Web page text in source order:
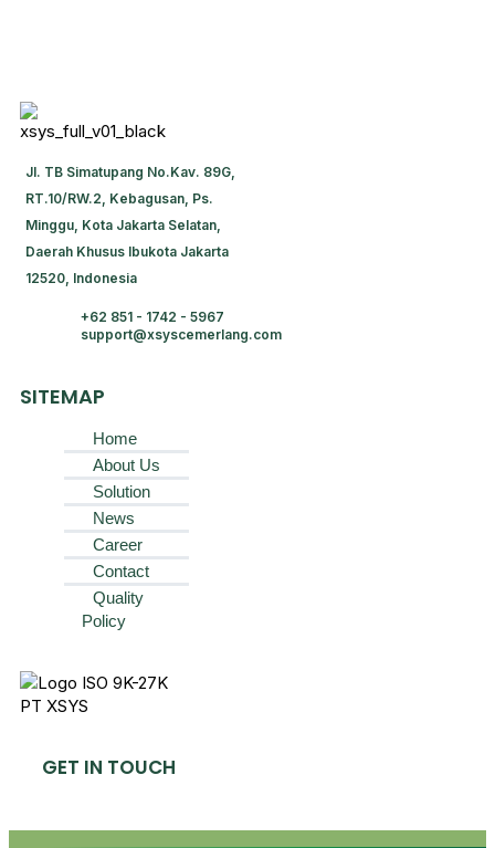
JI. TB Simatupang No.Kav. 89G,
RT.10/RW.2, Kebagusan, Ps.
Minggu, Kota Jakarta Selatan,
Daerah Khusus Ibukota Jakarta
12520, Indonesia
+62 851 - 1742 - 5967
support@xsyscemerlang.com
SITEMAP
Home
About Us
Solution
News
Career
Contact
Quality
Policy
GET IN TOUCH